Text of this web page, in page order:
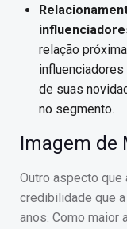
relação
de suas
no segmento.
Imagem de
Outro aspecto que
credibilidade que
anos. Como maior